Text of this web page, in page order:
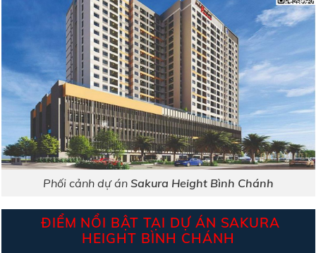
Phối cảnh dự án Sakura Height Bình Chánh
ĐIỂM NỔI BẬT TẠI DỰ ÁN SAKURA
HEIGHT BÌNH CHÁNH